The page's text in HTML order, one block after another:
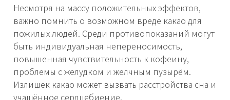
Несмотря на массу положительных эффектов,
важно помнить о возможном вреде какао для
пожилых людей. Среди противопоказаний могут
быть индивидуальная непереносимость,
повышенная чувствительность к кофеину,
проблемы с желудком и желчным пузырём.
Излишек какао может вызвать расстройства сна и
учащённое сердцебиение.